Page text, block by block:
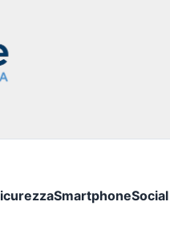
SmartphoneSocial